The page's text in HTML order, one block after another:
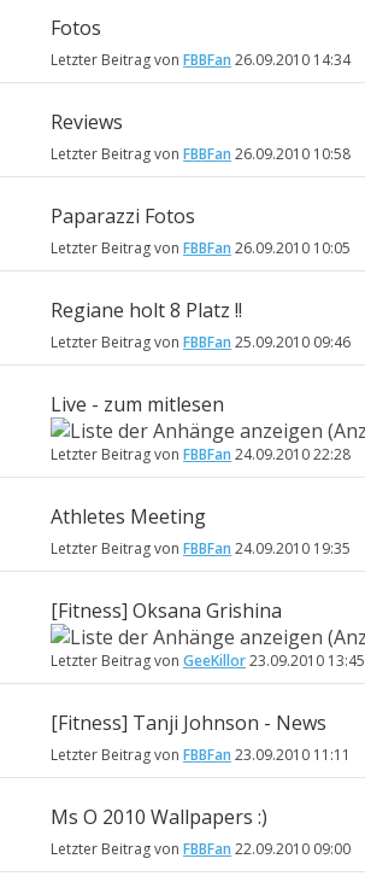
Fotos
Letzter Beitrag von FBBFan 26.09.2010 14:34
Reviews
Letzter Beitrag von FBBFan 26.09.2010 10:58
Paparazzi Fotos
Letzter Beitrag von FBBFan 26.09.2010 10:05
Regiane holt 8 Platz !!
Letzter Beitrag von FBBFan 25.09.2010 09:46
Live - zum mitlesen
Letzter Beitrag von FBBFan 24.09.201022:28
Athletes Meeting
Letzter Beitrag von FBBFan 24.09.2010 19:35
[Fitness] Oksana Grishina
Letzter Beitrag von GeeKillor23.09.2010 13:45
[Fitness] Tanji Johnson - News
Letzter Beitrag von FBBFan 23.09.2010 11:11
Ms O 2010 Wallpapers :)
Letzter Beitrag von FBBFan 22.09.2010 09:00